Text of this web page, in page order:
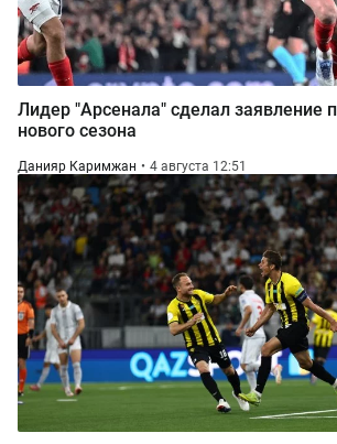
Лидер "Арсенала" сделал заявление
нового сезона
Данияр Каримжан 4 августа 12:51